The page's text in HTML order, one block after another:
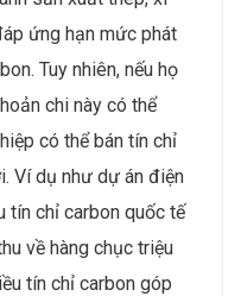
ứng hạn mức phát
Tuy nhiên, nếu họ
chi này có thể
có thể bán tín chỉ
Ví dụ như dự án điện
tín chỉ carbon quốc tế
về hàng chục triệu
tín chỉ carbon góp